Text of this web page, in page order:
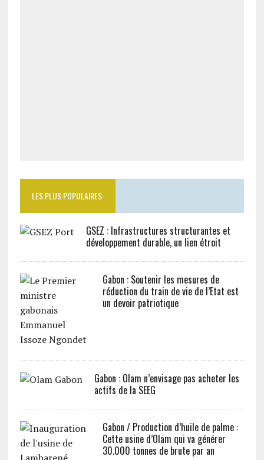
LES PLUS POPULAIRES:
GSEZ : Infrastructures structurantes et
développement durable, un lien étroit
Gabon : Soutenir les mesures de
réduction du train de vie de l’Etat est
un devoir patriotique
Gabon : Olam n’envisage pas acheter les
actifs de la SEEG
Gabon / Production d’huile de palme :
Cette usine d’Olam qui va générer
30.000 tonnes de brute par an